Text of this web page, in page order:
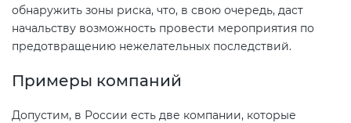
обнаружить зоны риска, что, в свою очередь, даст
начальству возможность провести мероприятия по
предотвращению нежелательных последствий.
Примеры компаний
Допустим, в России есть две компании, которые